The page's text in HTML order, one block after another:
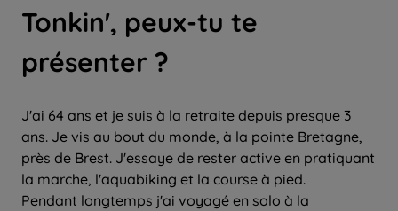
Tonkin', peux-tu te
présenter ?
J'ai 64 ans et je suis à la retraite depuis presque 3
ans. Je vis au bout du monde, à la pointe Bretagne,
près de Brest. J'essaye de rester active en pratiquant
la marche, l'aquabiking et la course à pied.
Pendant longtemps j'ai voyagé en solo à la